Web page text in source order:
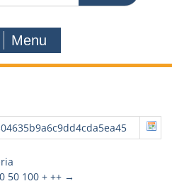
Menu
50 100 + ++ →